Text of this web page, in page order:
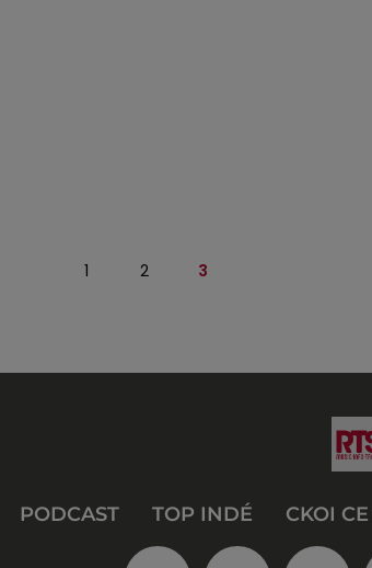
1 2 3
PODCAST TOP INDÉ CKOI